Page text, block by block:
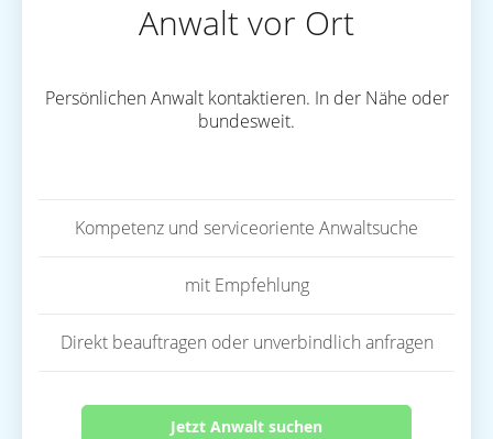
Anwalt vor Ort
Persönlichen Anwalt kontaktieren. In der Nähe oder
bundesweit.
Kompetenz und serviceoriente Anwaltsuche
mit Empfehlung
Direkt beauftragen oder unverbindlich anfragen
Jetzt Anwalt suchen